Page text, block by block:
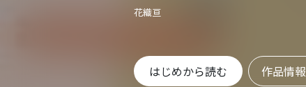
花織亘
はじめから読む 作品情報